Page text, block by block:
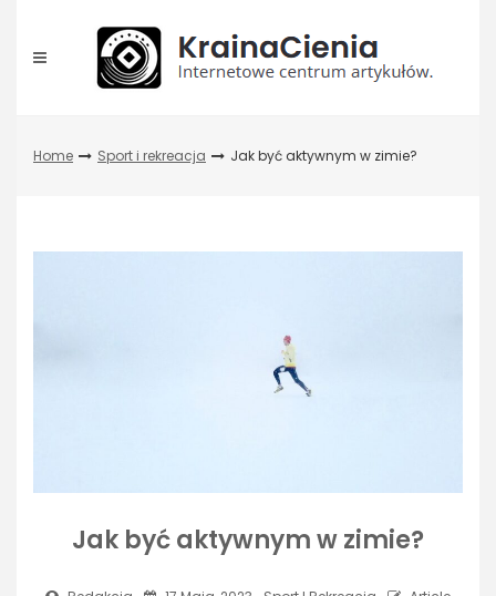
content
Home Sport i rekreacja Jak być aktywnym w zimie?
Jak być aktywnym w zimie?